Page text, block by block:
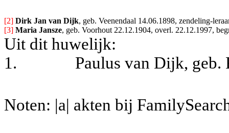
[2] Dirk Jan van Dijk, geb. Veenendaal 14.06.1898, zendeling-
[3] Maria Jansze, geb. Voorhout 22.12.1904, overl. 22.12.1997,
Uit dit huwelijk:
1.
Paulus van Dijk, geb.
Noten: |a| akten bij